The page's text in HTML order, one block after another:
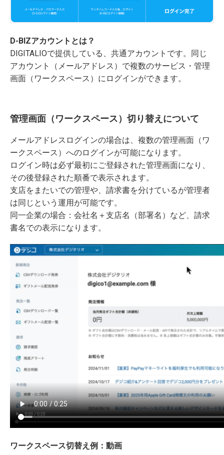
D-BIZアカウントとは？
DIGITALIOで提供している、共通アカウントです。同じ
アカウント（メールアドレス）で複数のサービス・管理
画面（ワークスペース）にログインができます。
管理画面（ワークスペース）切り替えについて
メールアドレスログインの場合は、複数の管理画面（ワ
ークスペース）へのログインが可能になります。
ログイン時は必ず最初にご登録された管理画面になり、
その後登録された順番で表示されます。
支店をまたいでの管理や、請求書を分けているが管理者
は同じという運用が可能です。
同一企業の場合：会社名＋支店名（部署名）など、請求
書名での表示になります。
ワークスペース切替え例：動画